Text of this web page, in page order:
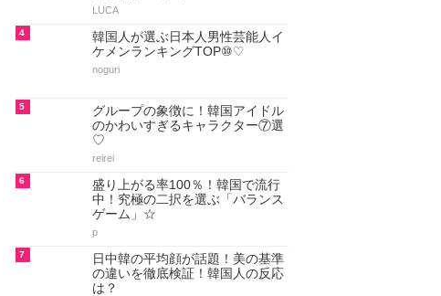
LUCA
4
韓国人が選ぶ日本人男性芸能人イ
ケメンランキングTOP⑩♡
noguri
5
グループの象徴に！韓国アイドル
のかわいすぎるキャラクター⑦選
♡
reirei
6
盛り上がる率100％！韓国で流行
中！究極の二択を選ぶ「バランス
ゲーム」☆
p
7
日中韓の平均顔が話題！美の基準
の違いを徹底検証！韓国人の反応
は？